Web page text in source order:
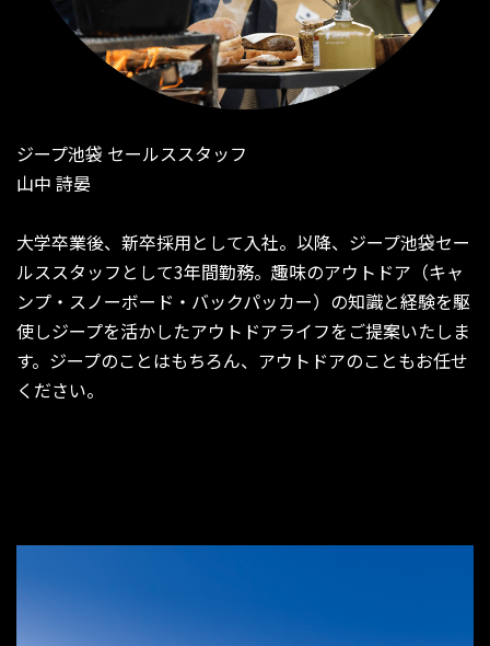
ジープ池袋 セールススタッフ
山中 詩晏
大学卒業後、新卒採用として入社。以降、ジープ池袋セー
ルススタッフとして3年間勤務。趣味のアウトドア（キャ
ンプ・スノーボード・バックパッカー）の知識と経験を駆
使しジープを活かしたアウトドアライフをご提案いたしま
す。ジープのことはもちろん、アウトドアのこともお任せ
ください。